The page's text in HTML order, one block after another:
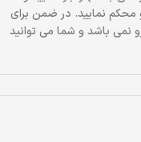
محکم نمایید. در ضمن برای
باشد و شما می توانید